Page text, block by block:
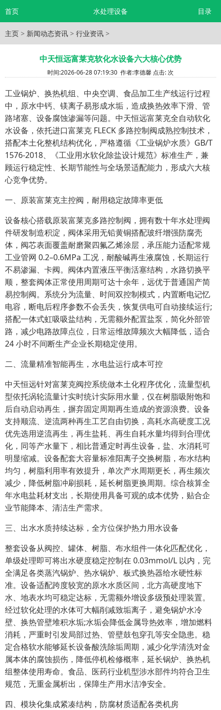
首页 水处理设备 目录
主页 > 新闻动态资讯 > 行业资讯 >
中天恒远富莱克软化水设备六大核心优势
时间:2026-06-28 07:19:30 作者:李德馨 点击: 次
工业锅炉、换热机组、中央空调、食品加工生产线运行过程
中，原水中钙、镁离子易形成水垢，造成换热效率下滑、管
路堵塞、设备腐蚀渗漏等问题。中天恒远富莱克全自动软化
水设备，依托进口富莱克 FLECK 多路控制阀成熟控制技术，
搭配本土化整机结构优化，严格遵循《工业锅炉水质》GB/T
1576-2018、《工业用水软化除盐设计规范》标准生产，兼
顾运行稳定性、长期节能性与全场景适配能力，形成六大核
心竞争优势。
一、原装富莱克主控阀，耐用稳定故障率更低
设备核心搭载原装富莱克多路控制阀，拥有数十年水处理阀
件研发制造积淀，阀体采用无铅黄铜搭配玻纤增强防腐壳
体，阀芯表面覆盖耐磨聚四氟乙烯涂层，承压能力适配常规
工业管网 0.2–0.6MPa 工况，耐酸碱再生液腐蚀，长期运行
不易渗漏、卡阀。阀体内置液压平衡活塞结构，水路切换平
顺，整套阀体正常使用周期可达十余年，远优于普通国产简
易控制阀。系统分为流量、时间双控制模式，内置断电记忆
电容，断电后程序参数不会丢失，恢复供电可自动接续运行;
搭配一体式虹吸吸盐结构，无需额外配置盐泵，简化外部管
路，减少电路故障点位，日常运维故障频次大幅降低，适合
24 小时不间断生产企业长期稳定使用。
二、流量精准智能再生，水电盐运行成本可控
中天恒远针对富莱克阀控系统做本土化程序优化，流量型机
型依托涡轮流量计实时统计实际用水量，仅在树脂吸附饱和
后自动启动再生，摒弃固定周期再生造成的资源浪费。设备
支持顺流、逆流两种再生工艺自由切换，高耗水高硬度工况
优先选用逆流再生，再生盐耗、再生自耗水量均得到合理优
化，同等产水量下，相比普通定时再生设备，盐、水消耗可
明显缩减。设备配套大容量标准阳离子交换树脂，布水结构
均匀，树脂利用率有效提升，单次产水周期更长，再生频次
减少，降低树脂冲刷损耗，延长树脂更换周期。综合核算全
年水电盐耗材支出，长期使用具备可观的成本优势，贴合企
业节能降本、清洁生产需求。
三、出水水质持续达标，全方位保护热力用水设备
整套设备从阀控、罐体、树脂、布水组件一体化匹配优化，
单级处理即可将出水硬度稳定控制在 0.03mmol/L 以内，完
全满足各类蒸汽锅炉、热水锅炉、板式换热器给水硬性标
准。设备适配跨度较宽的原水水质区间，北方高硬度地下
水、地表水均可稳定达标，无需额外增设多级预处理装置。
经过软化处理的水体可大幅削减致垢离子，避免锅炉水冷
壁、换热管壁堆积水垢;水垢会降低金属导热效率，增加燃料
消耗，严重时引发局部过热、管壁鼓包穿孔等安全隐患。稳
定合格软水能够延长设备酸洗除垢周期，减少化学清洗对金
属本体的腐蚀损伤，降低停机检修概率，延长锅炉、换热机
组整体使用寿命。食品、医药行业机型涉水部件均符合卫生
规范，无重金属析出，保障生产用水洁净安全。
四、模块化集成紧凑结构，防腐材质适配各类机房